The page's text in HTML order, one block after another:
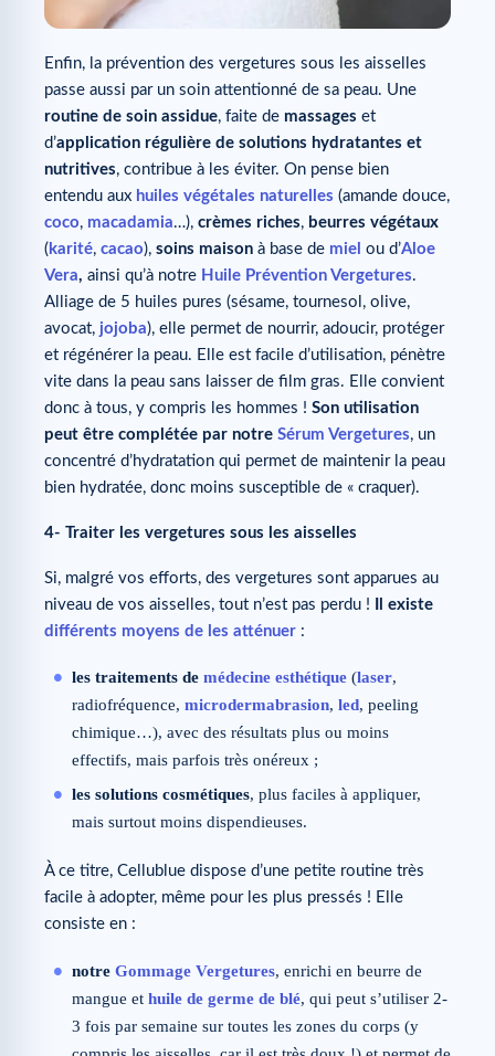
Enfin, la prévention des vergetures sous les aisselles
passe aussi par un soin attentionné de sa peau. Une
routine de soin assidue, faite de massages et
d’application régulière de solutions hydratantes et
nutritives, contribue à les éviter. On pense bien
entendu aux huiles végétales naturelles (amande douce,
coco, macadamia…), crèmes riches, beurres végétaux
(karité, cacao), soins maison à base de miel ou d’Aloe
Vera, ainsi qu’à notre Huile Prévention Vergetures.
Alliage de 5 huiles pures (sésame, tournesol, olive,
avocat, jojoba), elle permet de nourrir, adoucir, protéger
et régénérer la peau. Elle est facile d’utilisation, pénètre
vite dans la peau sans laisser de film gras. Elle convient
donc à tous, y compris les hommes ! Son utilisation
peut être complétée par notre Sérum Vergetures, un
concentré d’hydratation qui permet de maintenir la peau
bien hydratée, donc moins susceptible de « craquer).
4- Traiter les vergetures sous les aisselles
Si, malgré vos efforts, des vergetures sont apparues au
niveau de vos aisselles, tout n’est pas perdu !
Il existe
différents moyens de les atténuer :
les traitements de médecine esthétique (laser,
radiofréquence, microdermabrasion, led, peeling
chimique…), avec des résultats plus ou moins
effectifs, mais parfois très onéreux ;
les solutions cosmétiques, plus faciles à appliquer,
mais surtout moins dispendieuses.
À ce titre, Cellublue dispose d’une petite routine très
facile à adopter, même pour les plus pressés ! Elle
consiste en :
notre Gommage Vergetures, enrichi en beurre de
mangue et huile de germe de blé, qui peut s’utiliser 2-
3 fois par semaine sur toutes les zones du corps (y